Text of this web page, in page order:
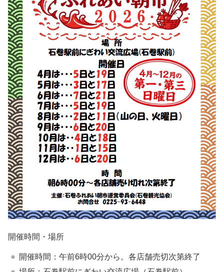
開催時間・場所
開催時間：午前6時00分から。各店舗売切次第終了